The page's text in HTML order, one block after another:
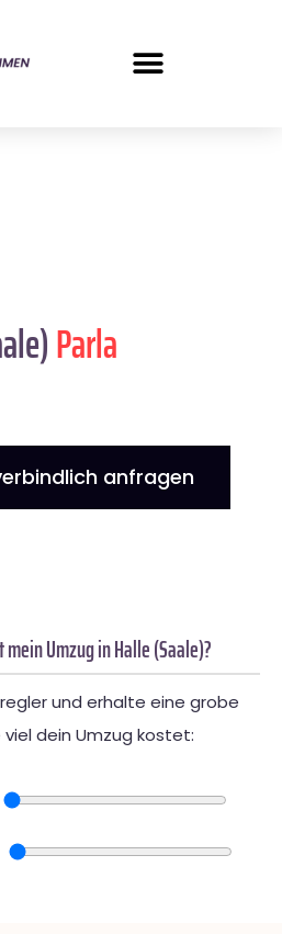
Parla
anfragen
Umzug in Halle (Saale)?
und erhalte eine grobe
dein Umzug kostet: